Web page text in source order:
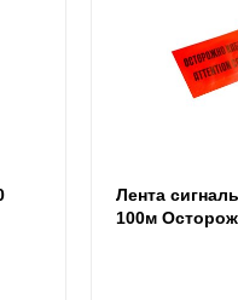
Лента
100м